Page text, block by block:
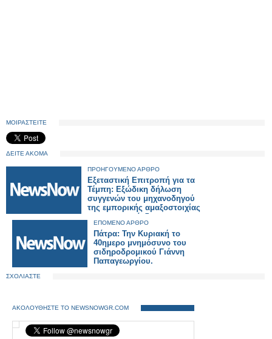
ΜΟΙΡΑΣΤΕΙΤΕ
ΔΕΙΤΕ ΑΚΟΜΑ
ΠΡΟΗΓΟΥΜΕΝΟ ΑΡΘΡΟ
Εξεταστική Επιτροπή για τα
Τέμπη: Εξώδικη δήλωση
συγγενών του μηχανοδηγού
της εμπορικής αμαξοστοιχίας
προς τον πρόεδρο της
Επιτροπής
ΕΠΟΜΕΝΟ ΑΡΘΡΟ
Πάτρα: Την Κυριακή το
40ημερο μνημόσυνο του
σιδηροδρομικού Γιάννη
Παπαγεωργίου.
ΣΧΟΛΙΑΣΤΕ
ΑΚΟΛΟΥΘΗΣΤΕ ΤΟ NEWSNOWGR.COM